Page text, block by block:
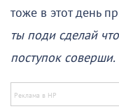
тоже в этот день
ты поди сделай
поступок соверши.